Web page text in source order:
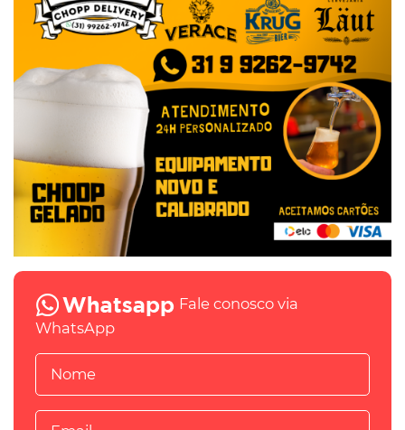
Fale conosco via
WhatsApp